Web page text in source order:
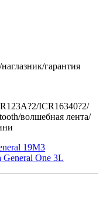
гарантия
ICR16340?2/
волшебная лента/
19M3
One 3L